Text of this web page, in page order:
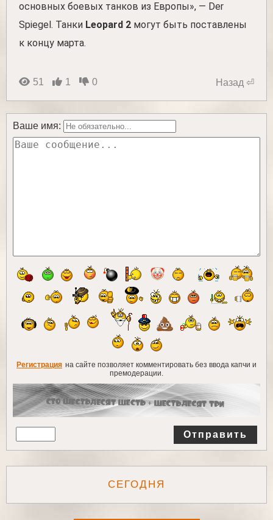
основных боевых танков из Европы», — Der
Spiegel. Танки Leopard 2 могут быть поставлены
к концу марта.
51 1 0 Назад ⏎
Ваше имя:
Регистрация на сайте позволяет комментировать без ввода капчи и
премодерации.
Отправить
СЕГОДНЯ